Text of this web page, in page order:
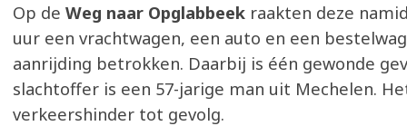
Op de Weg naar Opglabbeek raakten deze
uur een vrachtwagen, een auto en een
aanrijding betrokken. Daarbij is één gewonde
slachtoffer is een 57-jarige man uit Mechelen.
verkeershinder tot gevolg.